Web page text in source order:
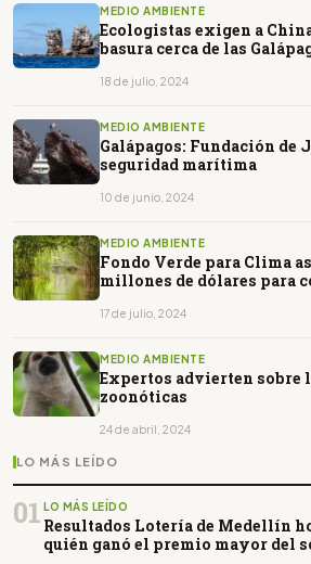
MEDIO AMBIENTE
Ecologistas exigen a
basura cerca de las
18 de julio, 2024
MEDIO AMBIENTE
Galápagos: Fundación de
seguridad marítima
10 de junio, 2024
MEDIO AMBIENTE
Fondo Verde para Clima
millones de dólares para
17 de julio, 2024
MEDIO AMBIENTE
Expertos advierten sobre
zoonóticas
24 de abril, 2024
LO MÁS LEÍDO
01 LO MÁS LEÍDO
Resultados Lotería de Medellín
quién ganó el premio mayor del